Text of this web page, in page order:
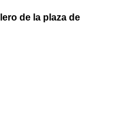
de la plaza de